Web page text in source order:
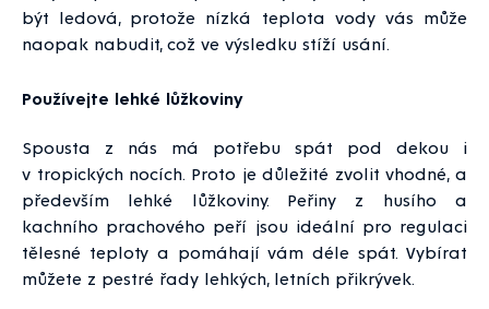
být ledová, protože nízká teplota vody vás může
naopak nabudit, což ve výsledku stíží usání.
Používejte lehké lůžkoviny
Spousta z nás má potřebu spát pod dekou i
v tropických nocích. Proto je důležité zvolit vhodné, a
především lehké lůžkoviny. Peřiny z husího a
kachního prachového peří jsou ideální pro regulaci
tělesné teploty a pomáhají vám déle spát. Vybírat
můžete z pestré řady lehkých, letních přikrývek.